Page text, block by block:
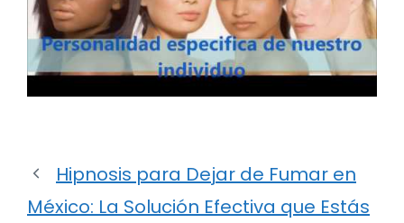
Hipnosis para Dejar de Fumar en
México: La Solución Efectiva que Estás